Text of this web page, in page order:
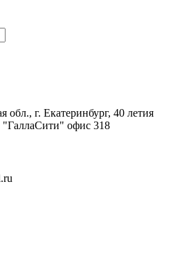
обл., г. Екатеринбург, 40 летия
офис 318